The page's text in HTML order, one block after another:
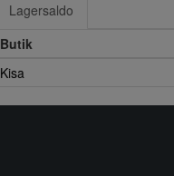
Lagersaldo
Butik
Kisa